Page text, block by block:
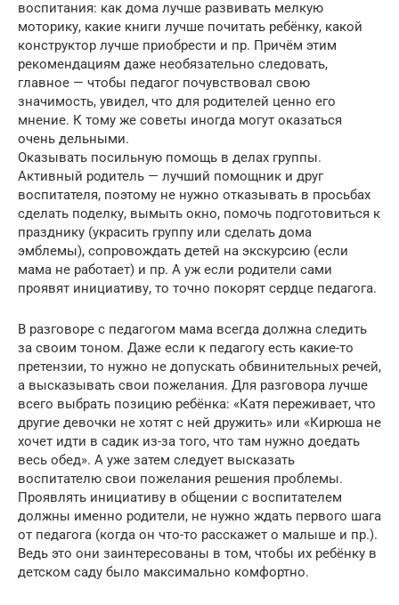
воспитания: как дома лучше развивать мелкую
моторику, какие книги лучше почитать ребёнку, какой
конструктор лучше приобрести и пр. Причём этим
рекомендациям даже необязательно следовать,
главное — чтобы педагог почувствовал свою
значимость, увидел, что для родителей ценно его
мнение. К тому же советы иногда могут оказаться
очень дельными.
Оказывать посильную помощь в делах группы.
Активный родитель — лучший помощник и друг
воспитателя, поэтому не нужно отказывать в просьбах
сделать поделку, вымыть окно, помочь подготовиться к
празднику (украсить группу или сделать дома
эмблемы), сопровождать детей на экскурсию (если
мама не работает) и пр. А уж если родители сами
проявят инициативу, то точно покорят сердце педагога.
В разговоре с педагогом мама всегда должна следить
за своим тоном. Даже если к педагогу есть какие-то
претензии, то нужно не допускать обвинительных речей,
а высказывать свои пожелания. Для разговора лучше
всего выбрать позицию ребёнка: «Катя переживает, что
другие девочки не хотят с ней дружить» или «Кирюша не
хочет идти в садик из-за того, что там нужно доедать
весь обед». А уже затем следует высказать
воспитателю свои пожелания решения проблемы.
Проявлять инициативу в общении с воспитателем
должны именно родители, не нужно ждать первого шага
от педагога (когда он что-то расскажет о малыше и пр.).
Ведь это они заинтересованы в том, чтобы их ребёнку в
детском саду было максимально комфортно.